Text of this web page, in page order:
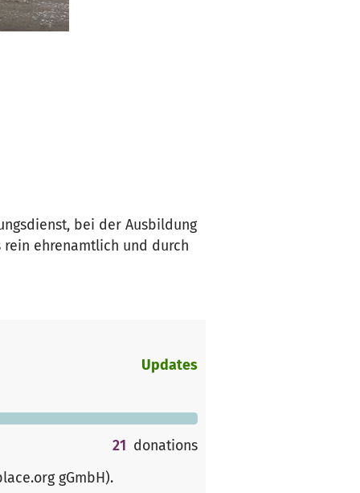
bei der Ausbildung
ehrenamtlich und durch
Updates
21 donations
gGmbH).